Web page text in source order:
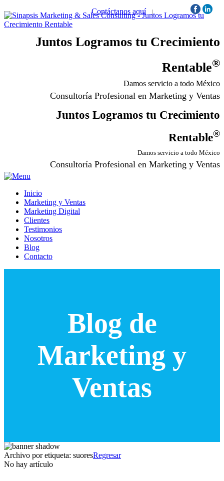
Contáctanos aquí | Síguenos:
Juntos Logramos tu Crecimiento
Rentable®
Damos servicio a todo México
Consultoría Profesional en Marketing y Ventas
Juntos Logramos tu Crecimiento
Rentable®
Damos servicio a todo México
Consultoría Profesional en Marketing y Ventas
Inicio
Marketing y Ventas
Marketing Digital
Clientes
Testimonios
Nosotros
Blog
Contacto
Blog de
Marketing y
Ventas
Archivo por etiqueta: suoresRegresar
No hay artículo